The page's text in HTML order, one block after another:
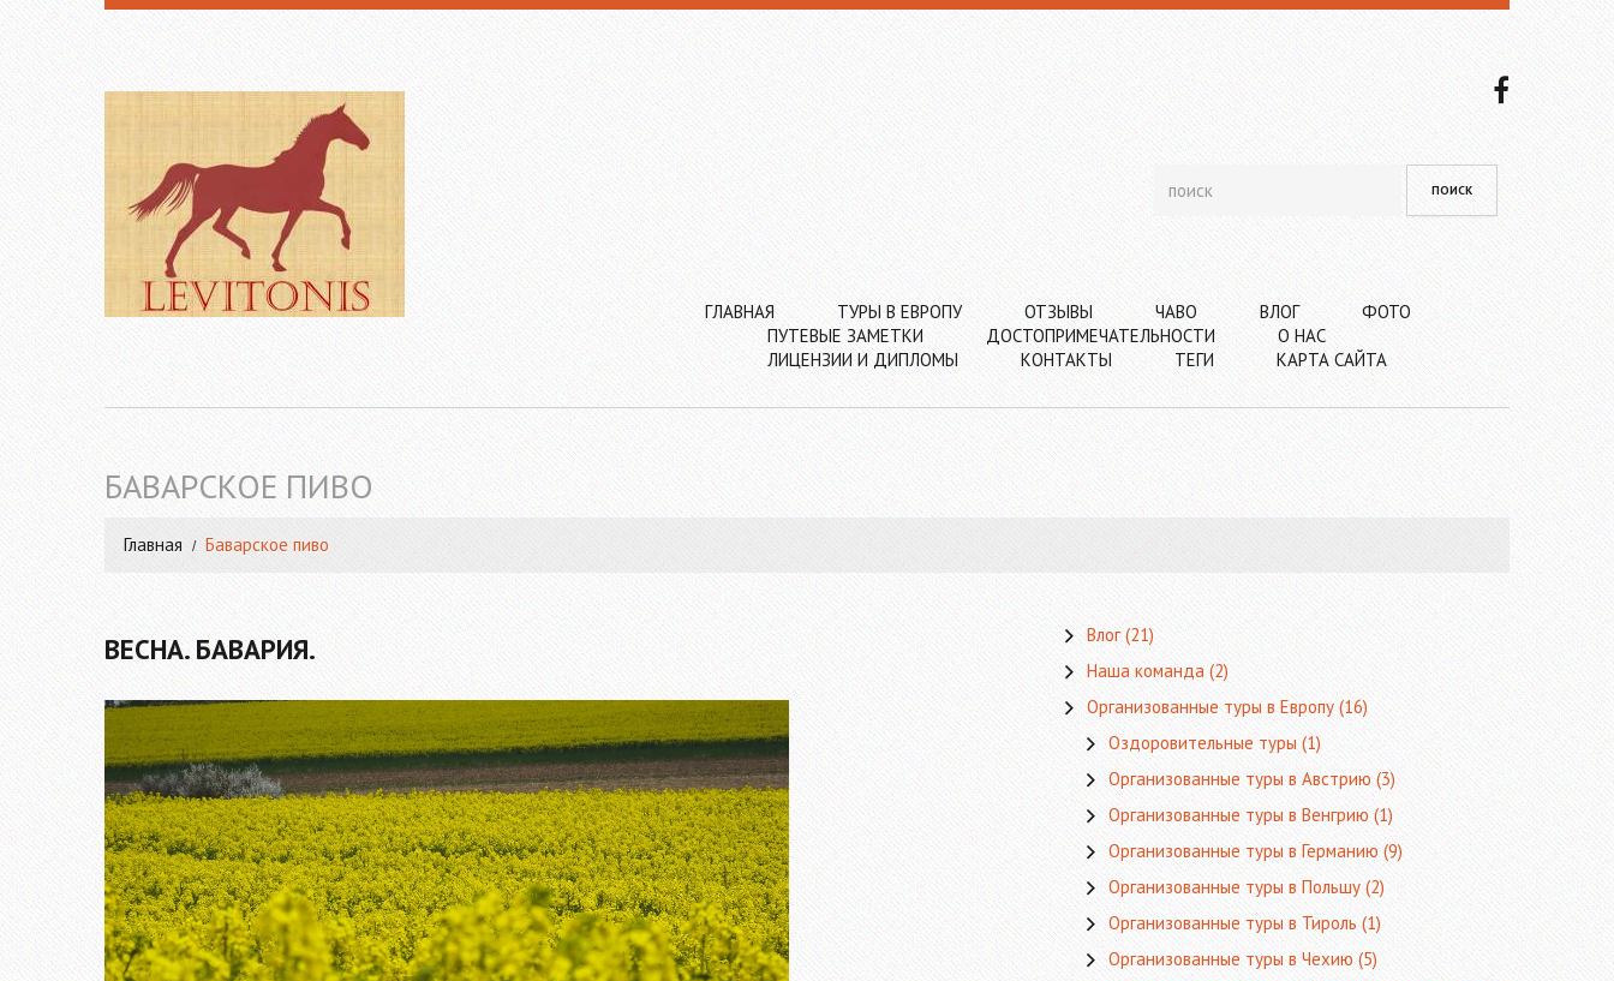
ГЛАВНАЯ ТУРЫ В ЕВРОПУ ОТЗЫВЫ ЧАВО ВЛОГ
ФОТО
ПУТЕВЫЕ ЗАМЕТКИ
ДОСТОПРИМЕЧАТЕЛЬНОСТИ
О НАС
ЛИЦЕНЗИИ И ДИПЛОМЫ
КОНТАКТЫ ТЕГИ КАРТА САЙТА
БАВАРСКОЕ ПИВО
Главная Баварское пиво
ВЕСНА. БАВАРИЯ. Влог(21)
Наша команда(2)
Организованные туры в Европу(16)
Оздоровительные туры(1)
Организованные туры в Австрию(3)
Организованные туры в Венгрию(1)
Организованные туры в Германию(9)
Организованные туры в Польшу(2)
Организованные туры в Тироль(1)
Организованные туры в Чехию(5)